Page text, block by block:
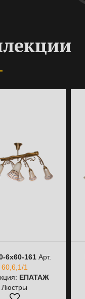
6х60-161 Арт.
60,6,1/1
ЕПАТАЖ
Люстры